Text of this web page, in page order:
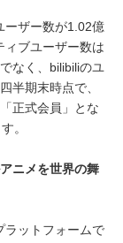
ーザー数が1.02億
ィブユーザー数は
なく、bilibiliのユ
半期末時点で、
正式会員」とな
。
ニメを世界の舞
ラットフォームで